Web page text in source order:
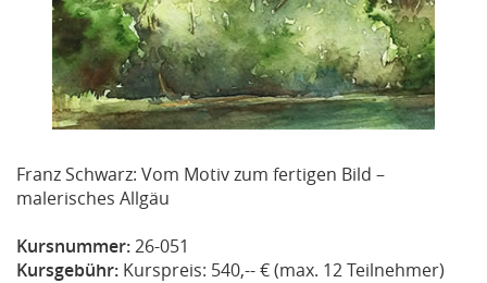
Franz Schwarz: Vom Motiv zum fertigen Bild –
malerisches Allgäu
Kursnummer:26-051
Kursgebühr: Kurspreis: 540,-- € (max. 12 Teilnehmer)